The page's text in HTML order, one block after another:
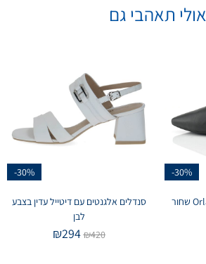
אולי תאהבי גם
-30%
סנדלי עקב אלגנטים Orlando שחור
-30%
סנדלים אלגנטים עם דיטייל עדין בצבע
לבן
₪420
₪294